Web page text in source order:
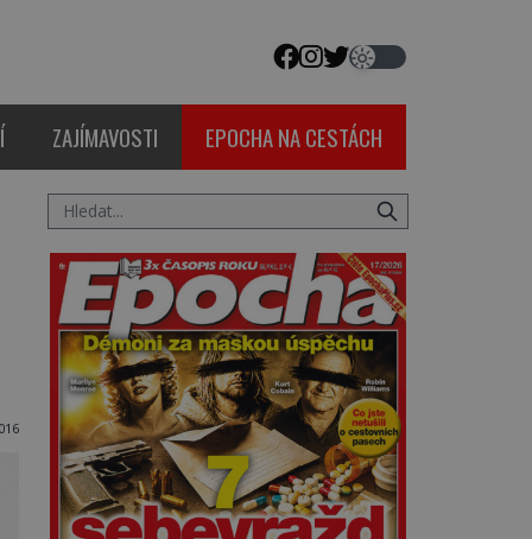
ZAJÍMAVOSTI EPOCHA NA CESTÁCH